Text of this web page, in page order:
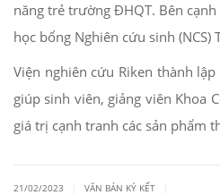
năng trẻ trường ĐHQT. Bên
học bổng Nghiên cứu sinh
Viện nghiên cứu Riken thành
giúp sinh viên, giảng viên Khoa
giá trị cạnh tranh các sản phẩm
21/02/2023 VĂN BẢN KÝ KẾT